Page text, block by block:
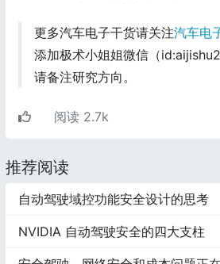
更多汽车电子干货请关注汽车电
添加极术小姐姐微信（
请备注研究方向。
阅读 2.7k
推荐阅读
自动驾驶域控功能安全设计的思考
NVIDIA 自动驾驶安全的四大支柱